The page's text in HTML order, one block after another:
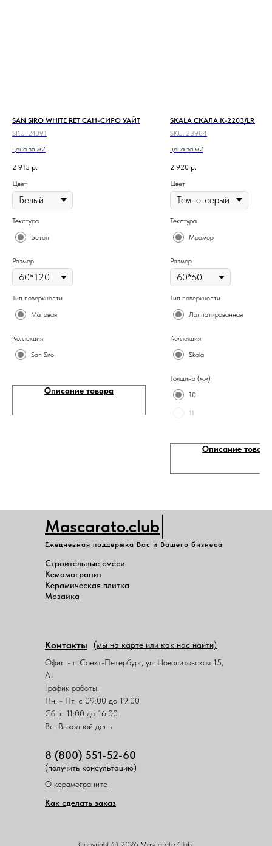
SAN SIRO WHITE RET САН-СИРО УАЙТ
SKU: 24091
цена за м2
2 915 р.
Цвет
Текстура
Бетон
Размер
Тип поверхности
Матовая
Коллекция
San Siro
Описание товара
SKALA СКАЛА K-2203/LR
SKU: 23984
цена за м2
2 920 р.
Цвет
Текстура
Мрамор
Размер
Тип поверхности
Лаппатированная
Коллекция
Skala
Толщина (мм)
10
11
Описание товара
Ежедневная поддержка Вас и Вашего бизнеса
Mascarato.club
Строительные смеси
Кемамогранит
Керамическая плитка
Мозаика
Контакты
Офис - г. Санкт-Петербург, ул. Новолитовская 15,
А
График работы:
Пн. - Пт. с 09:00 до 19:00
Сб. с 11:00 до 16:00
Вс. Выходной день
8 (800) 551-52-60
(мы на карте или как нас найти)
(получить консультацию)
О керамограните
Как сделать заказ